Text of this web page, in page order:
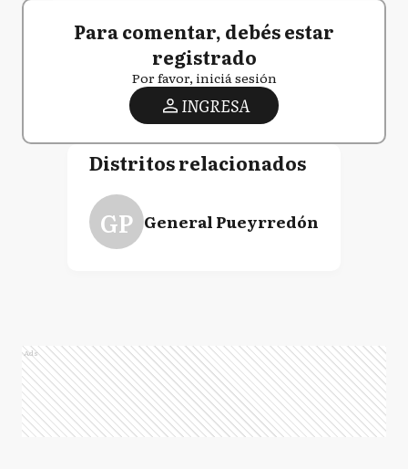
Para comentar, debés estar
registrado
Por favor, iniciá sesión
INGRESA
Distritos relacionados
GP General Pueyrredón
Ads